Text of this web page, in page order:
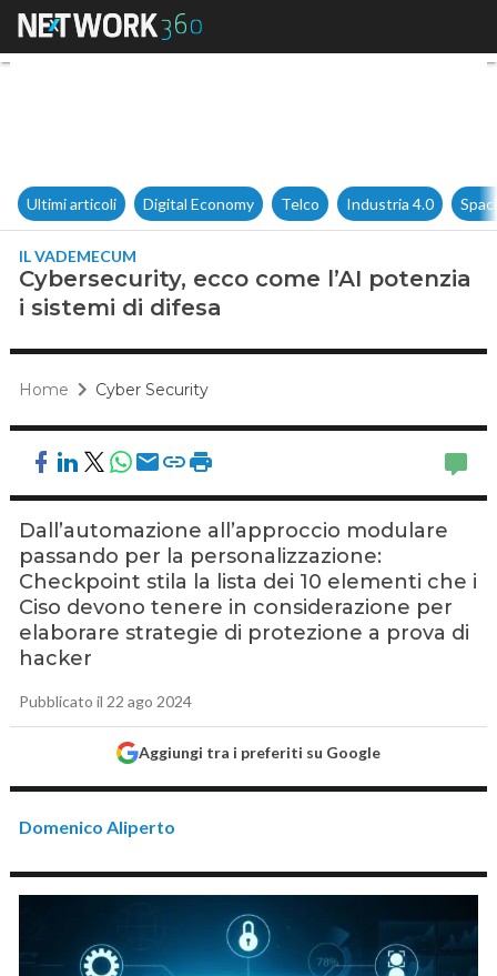
Cybersecurity, ecco come
Ultimi articoli Digital Economy Telco Industria 4.0
IL VADEMECUM
Cybersecurity, ecco come l’AI potenzia
i sistemi di difesa
Home Cyber Security
Dall’automazione all’approccio modulare
passando per la personalizzazione:
Checkpoint stila la lista dei 10 elementi che i
Ciso devono tenere in considerazione per
elaborare strategie di protezione a prova di
hacker
Pubblicato il 22 ago 2024
Aggiungi tra i preferiti su Google
Domenico Aliperto